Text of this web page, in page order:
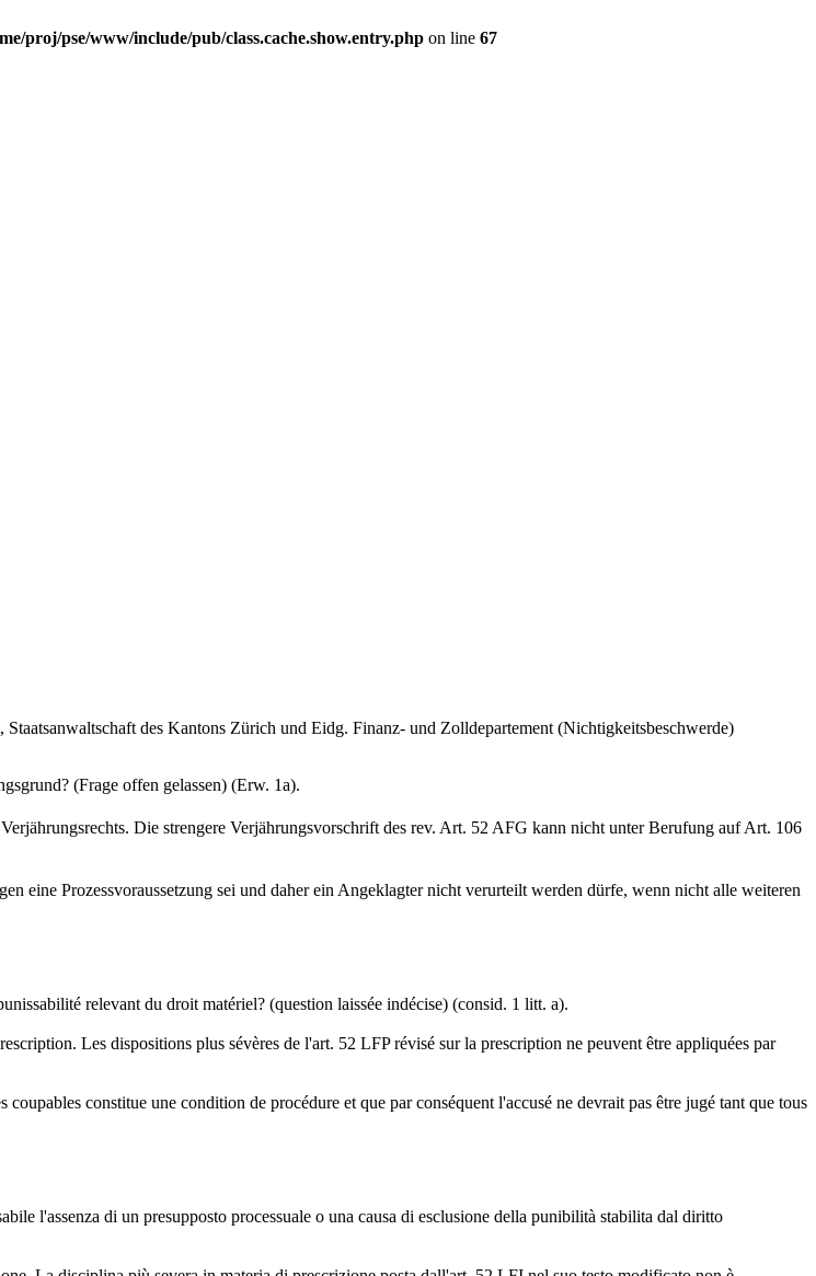
proj/pse/www/include/pub/class.cache.show.entry.php on line 67
des Kantons Zürich und Eidg. Finanz- und Zolldepartement (Nichtigkeitsbeschwerde)
(Frage offen gelassen) (Erw. 1a).
Die strengere Verjährungsvorschrift des rev. Art. 52 AFG kann nicht unter Berufung auf Art. 106
eine Prozessvoraussetzung sei und daher ein Angeklagter nicht verurteilt werden dürfe, wenn nicht alle weiteren
relevant du droit matériel? (question laissée indécise) (consid. 1 litt. a).
Les dispositions plus sévères de l'art. 52 LFP révisé sur la prescription ne peuvent être appliquées par
constitue une condition de procédure et que par conséquent l'accusé ne devrait pas être jugé tant que tous
l'assenza di un presupposto processuale o una causa di esclusione della punibilità stabilita dal diritto